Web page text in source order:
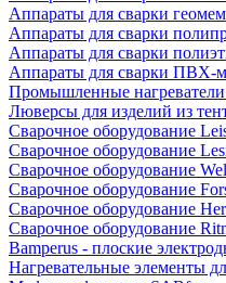
Аппараты для сварки
Аппараты для сварки
Аппараты для сварки
Аппараты для сварки ПВХ-
Промышленные нагреватели
Люверсы для изделий из
Сварочное оборудование
Сварочное оборудование
Сварочное оборудование
Сварочное оборудование
Сварочное оборудование
Сварочное оборудование
Bamperus - плоские
Нагревательные элементы